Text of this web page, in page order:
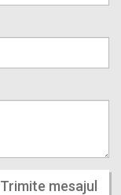
Trimite mesajul